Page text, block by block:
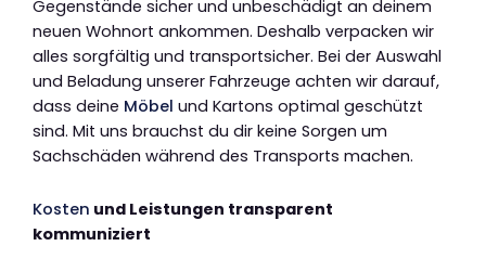
Gegenstände sicher und unbeschädigt an deinem
neuen Wohnort ankommen. Deshalb verpacken wir
alles sorgfältig und transportsicher. Bei der Auswahl
und Beladung unserer Fahrzeuge achten wir darauf,
dass deine Möbel und Kartons optimal geschützt
sind. Mit uns brauchst du dir keine Sorgen um
Sachschäden während des Transports machen.
Kosten und Leistungen transparent
kommuniziert